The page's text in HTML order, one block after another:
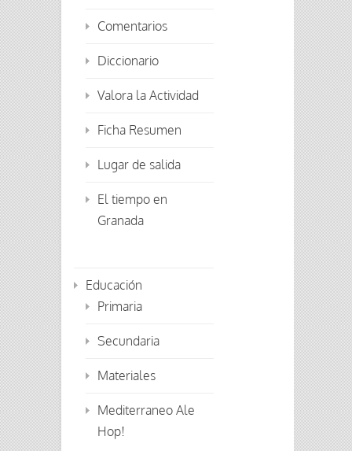
Comentarios
Diccionario
Valora la Actividad
Ficha Resumen
Lugar de salida
El tiempo en
Granada
Educación
Primaria
Secundaria
Materiales
Mediterraneo Ale
Hop!